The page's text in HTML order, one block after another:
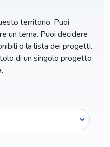
territorio. Puoi
un tema. Puoi decidere
o la lista dei progetti.
di un singolo progetto